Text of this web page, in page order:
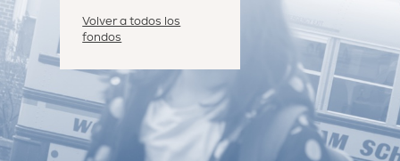
Volver a todos los
fondos